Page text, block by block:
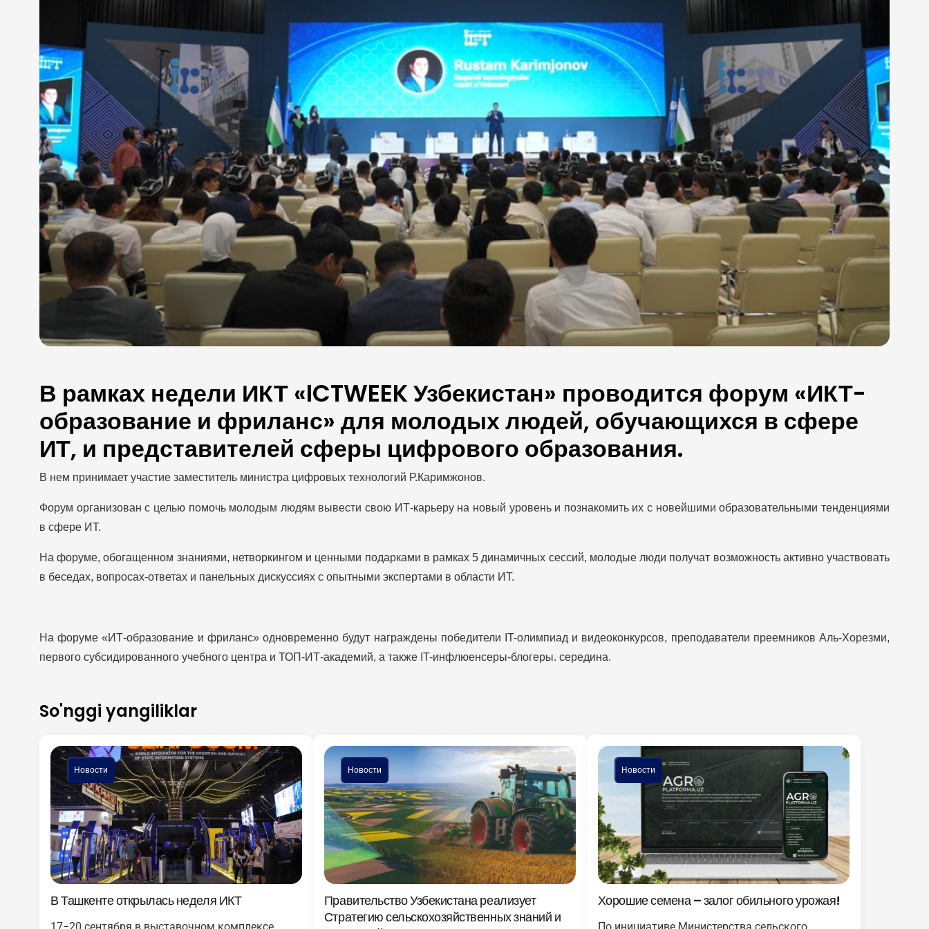
В рамках недели ИКТ «ICTWEEK Узбекистан» проводится форум «ИКТ-
образование и фриланс» для молодых людей, обучающихся в сфере
ИТ, и представителей сферы цифрового образования.
В нем принимает участие заместитель министра цифровых технологий Р.Каримжонов.
Форум организован с целью помочь молодым людям вывести свою ИТ-карьеру на новый уровень и познакомить их с новейшими образовательными тенденциями
в сфере ИТ.
На форуме, обогащенном знаниями, нетворкингом и ценными подарками в рамках 5 динамичных сессий, молодые люди получат возможность активно участвовать
в беседах, вопросах-ответах и ​​панельных дискуссиях с опытными экспертами в области ИТ.
На форуме «ИТ-образование и фриланс» одновременно будут награждены победители IT-олимпиад и видеоконкурсов, преподаватели преемников Аль-Хорезми,
первого субсидированного учебного центра и ТОП-ИТ-академий, а также IT-инфлюенсеры-блогеры. середина.
So'nggi yangiliklar
Новости
В Ташкенте открылась неделя ИКТ
Новости
Правительство Узбекистана реализует
Стратегию сельскохозяйственных знаний и
Новости
Хорошие семена – залог обильного урожая!